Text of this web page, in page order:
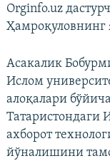
Orginfo.uz
Ҳамроқуловнинг
Асакалик
Ислом
алоқалари
Татаристондаги
ахборот
йўналишини